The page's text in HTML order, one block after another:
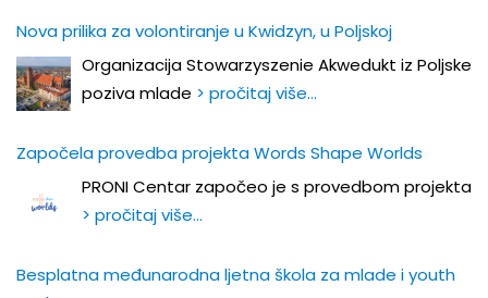
Nova prilika za volontiranje u Kwidzyn, u Poljskoj
Organizacija Stowarzyszenie Akwedukt iz Poljske
poziva mlade > pročitaj više…
Započela provedba projekta Words Shape Worlds
PRONI Centar započeo je s provedbom projekta
> pročitaj više…
Besplatna međunarodna ljetna škola za mlade i youth